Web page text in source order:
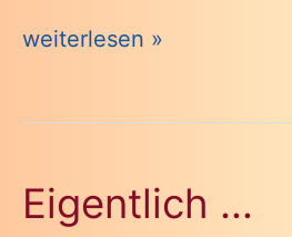
Voilà
weiterlesen »
Eigentlich …